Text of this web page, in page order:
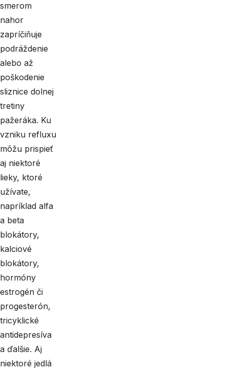
smerom
nahor
zapríčiňuje
podráždenie
alebo až
poškodenie
sliznice dolnej
tretiny
pažeráka. Ku
vzniku refluxu
môžu prispieť
aj niektoré
lieky, ktoré
užívate,
napríklad alfa
a beta
blokátory,
kalciové
blokátory,
hormóny
estrogén či
progesterón,
tricyklické
antidepresíva
a ďalšie. Aj
niektoré jedlá